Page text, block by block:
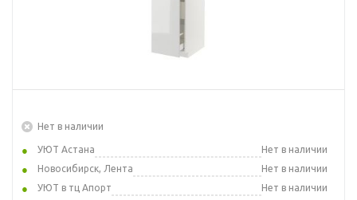
Нет в наличии
УЮТ Астана
Нет в наличии
Новосибирск, Лента
Нет в наличии
УЮТ в тц Апорт
Нет в наличии